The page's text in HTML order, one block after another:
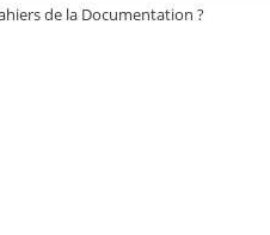
de la Documentation ?